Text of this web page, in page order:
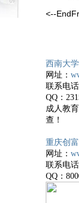
<--
西南大
网址：
联系电话
QQ：
成人教
查！
重庆创
网址：
联系电话
QQ：